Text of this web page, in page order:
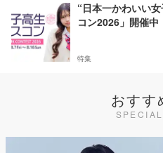
“日本一かわいい
コン2026」開催中
特集
おすす